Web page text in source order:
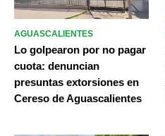
AGUASCALIENTES
Lo golpearon por no pagar
cuota: denuncian
presuntas extorsiones en
Cereso de Aguascalientes